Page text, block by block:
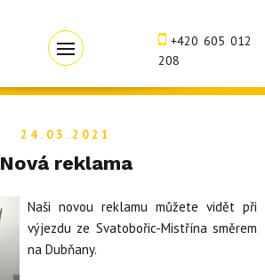
+420 605 012
208
24.03.2021
Nová reklama
Naši novou reklamu můžete vidět při
výjezdu ze Svatobořic-Mistřína směrem
na Dubňany.